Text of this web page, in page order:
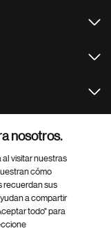
nosotros.
al visitar nuestras
cómo
recuerdan sus
a compartir
todo" para